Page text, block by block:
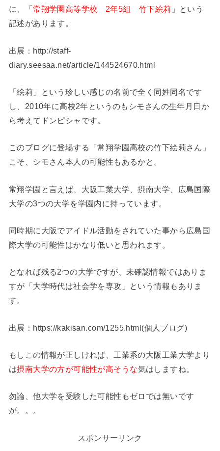
に、「常翔学園高等学校 2年5組 竹下絵莉 」という
記述があります。
出展：http://staff-
diary.seesaa.net/article/144524670.html
「絵莉」という珍しい感じの名前で全く同姓同名です
し、2010年に高校2年というのもシモさんの生年月日か
ら考えてドンピシャです。
このブログに登場する「常翔学園高校の竹下絵莉さん」
こそ、シモさん本人の可能性もあるかと。
常翔学園と言えば、大阪工業大学、摂南大学、広島国際
大学の3つの大学を学園内に持っています。
同時期に大阪でアイドル活動をされていた事から広島国
際大学の可能性はかなり低いと思われます。
となれば残る2つの大学ですが、未確認情報ではありま
すが「大学時代は社会学を専攻」という情報もありま
す。
出展：https://kakisan.com/1255.html(個人ブログ)
もしこの情報が正しければ、工業系の大阪工業大学より
は摂南大学の方が可能性が高そうな気はしますね。
勿論、他大学を受験した可能性もゼロでは無いです
が。。。
スポンサーリンク